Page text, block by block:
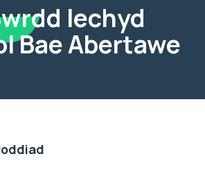
Iechyd
Bae Abertawe